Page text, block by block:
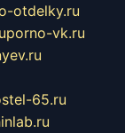
otdelky.ru
porno-vk.ru
65.ru